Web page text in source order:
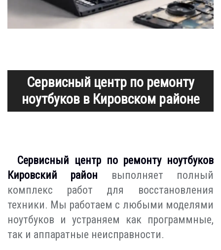
Сервисный центр по ремонту
ноутбуков в Кировском районе
Сервисный центр по ремонту ноутбуков
Кировский район выполняет полный
комплекс работ для восстановления
техники. Мы работаем с любыми моделями
ноутбуков и устраняем как программные,
так и аппаратные неисправности.